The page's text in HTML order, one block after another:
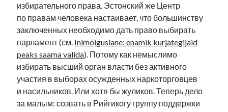
избирательного права. Эстонский же Центр
по правам человека настаивает, что большинству
заключенных необходимо дать право выбирать
парламент (см. Inimõiguslane: enamik kurjategijaid
peaks saama valida). Потому как немыслимо
избирать высший орган власти без активного
участия в выборах осужденных наркоторговцев
и насильников. Или хотя бы жуликов. Теперь дело
за малым: созвать в Рийгикогу группу поддержки